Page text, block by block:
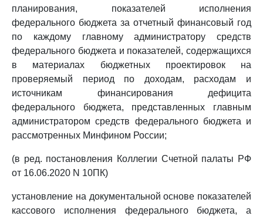
планирования, показателей исполнения
федерального бюджета за отчетный финансовый год
по каждому главному администратору средств
федерального бюджета и показателей, содержащихся
в материалах бюджетных проектировок на
проверяемый период по доходам, расходам и
источникам финансирования дефицита
федерального бюджета, представленных главным
администратором средств федерального бюджета и
рассмотренных Минфином России;
(в ред. постановления Коллегии Счетной палаты РФ
от 16.06.2020 N 10ПК)
установление на документальной основе показателей
кассового исполнения федерального бюджета, а